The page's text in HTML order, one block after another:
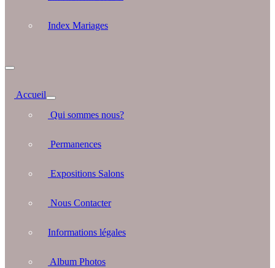
Index Mariages
Accueil
Qui sommes nous?
Permanences
Expositions Salons
Nous Contacter
Informations légales
Album Photos